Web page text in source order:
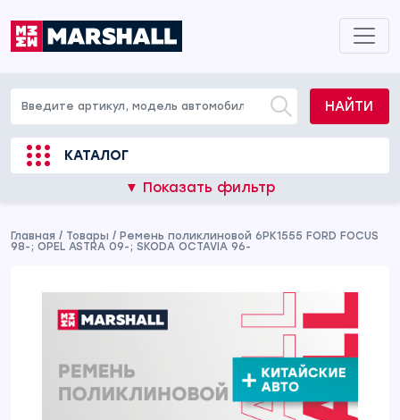
НАЙТИ
КАТАЛОГ
▼ Показать фильтр
Главная / Товары / Ремень поликлиновой 6PK1555 FORD FOCUS
98-; OPEL ASTRA 09-; SKODA OCTAVIA 96-